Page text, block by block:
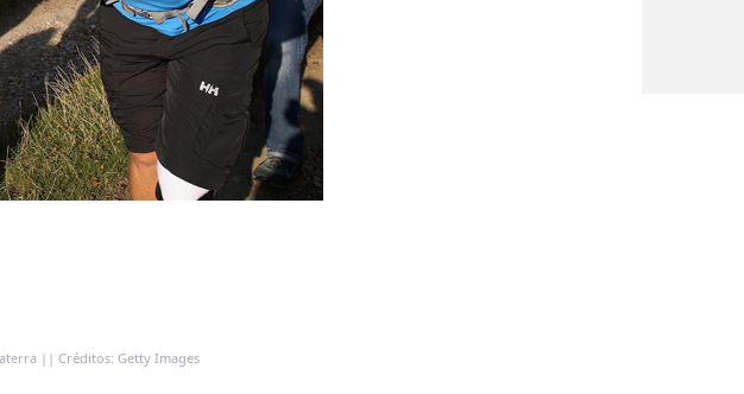
|| Créditos: Getty Images